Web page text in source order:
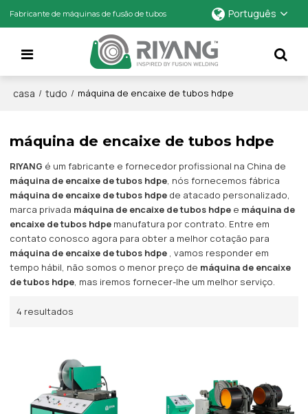
Fabricante de máquinas de fusão de tubos Português
casa / tudo / máquina de encaixe de tubos hdpe
máquina de encaixe de tubos hdpe
RIYANG é um fabricante e fornecedor profissional na China de
máquina de encaixe de tubos hdpe, nós fornecemos fábrica
máquina de encaixe de tubos hdpe de atacado personalizado,
marca privada máquina de encaixe de tubos hdpe e máquina de
encaixe de tubos hdpe manufatura por contrato. Entre em
contato conosco agora para obter a melhor cotação para
máquina de encaixe de tubos hdpe , vamos responder em
tempo hábil, não somos o menor preço de máquina de encaixe
de tubos hdpe, mas iremos fornecer-lhe um melhor serviço.
4 resultados